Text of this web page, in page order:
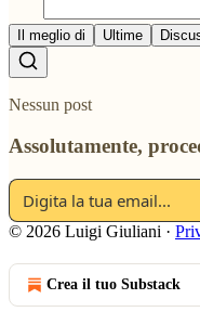
Il meglio di Ultime
Nessun post
Assolutamente,
© 2026 Luigi Giuliani ·
Crea il tuo Substack